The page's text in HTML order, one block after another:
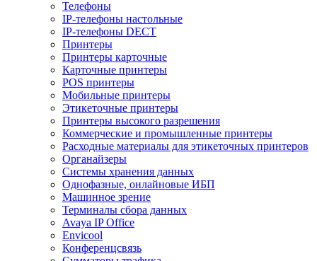
Телефоны
IP-телефоны настольные
IP-телефоны DECT
Принтеры
Принтеры карточные
Карточные принтеры
POS принтеры
Мобильные принтеры
Этикеточные принтеры
Принтеры высокого разрешения
Коммерческие и промышленные принтеры
Расходные материалы для этикеточных принтеров
Органайзеры
Системы хранения данных
Однофазные, онлайновые ИБП
Машинное зрение
Терминалы сбора данных
Avaya IP Office
Envicool
Конференцсвязь